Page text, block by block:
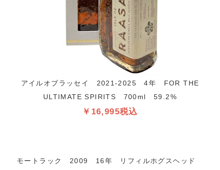
アイルオブラッセイ 2021-2025 4年 FOR THE
ULTIMATE SPIRITS 700ml 59.2%
￥16,995税込
モートラック 2009 16年 リフィルホグスヘッド